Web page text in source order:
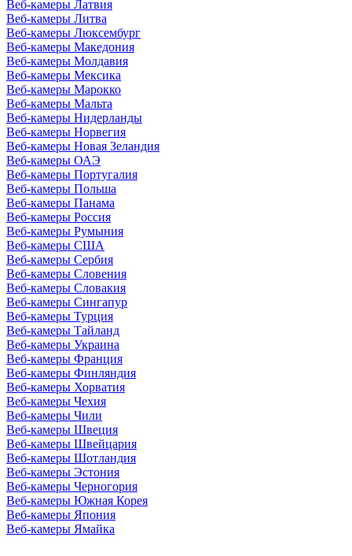
Веб-камеры Латвия
Веб-камеры Литва
Веб-камеры Люксембург
Веб-камеры Македония
Веб-камеры Молдавия
Веб-камеры Мексика
Веб-камеры Марокко
Веб-камеры Мальта
Веб-камеры Нидерланды
Веб-камеры Норвегия
Веб-камеры Новая Зеландия
Веб-камеры ОАЭ
Веб-камеры Португалия
Веб-камеры Польша
Веб-камеры Панама
Веб-камеры Россия
Веб-камеры Румыния
Веб-камеры США
Веб-камеры Сербия
Веб-камеры Словения
Веб-камеры Словакия
Веб-камеры Сингапур
Веб-камеры Турция
Веб-камеры Тайланд
Веб-камеры Украина
Веб-камеры Франция
Веб-камеры Финляндия
Веб-камеры Хорватия
Веб-камеры Чехия
Веб-камеры Чили
Веб-камеры Швеция
Веб-камеры Швейцария
Веб-камеры Шотландия
Веб-камеры Эстония
Веб-камеры Черногория
Веб-камеры Южная Корея
Веб-камеры Япония
Веб-камеры Ямайка